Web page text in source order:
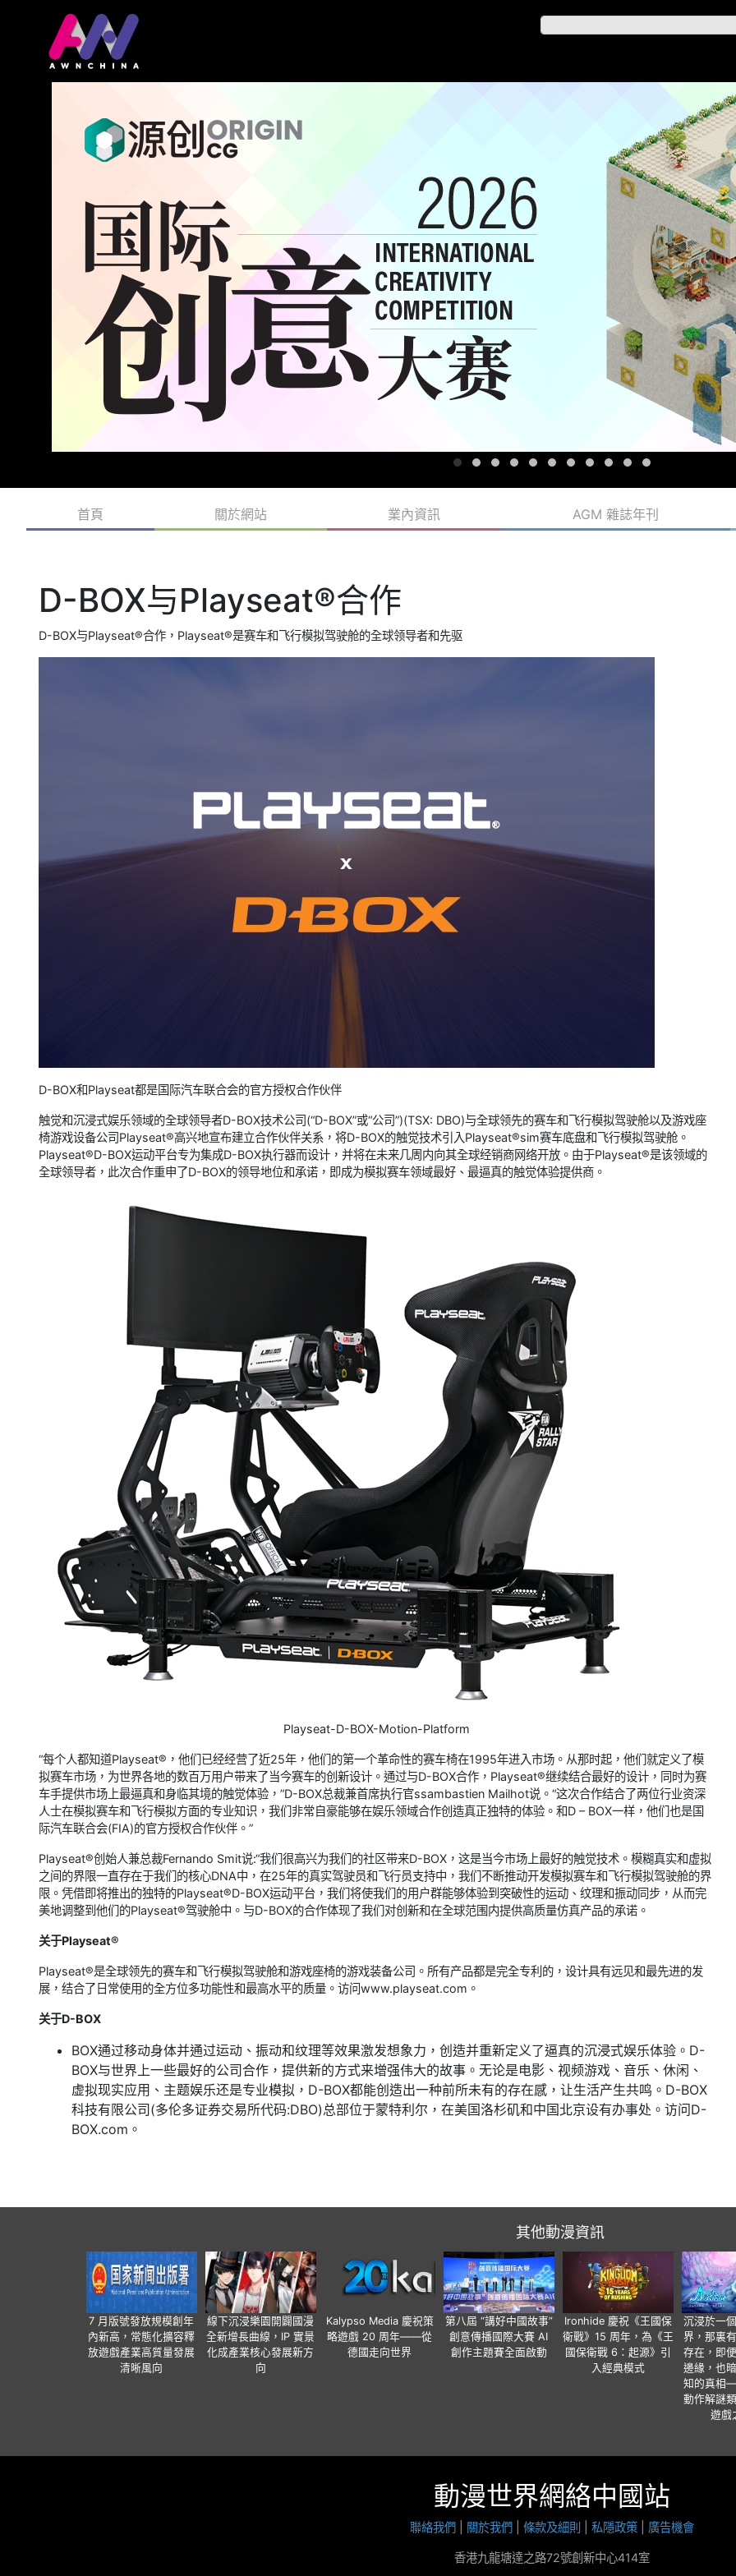
首頁 關於網站 業內資訊 AGM 雜誌年刊
D-BOX与Playseat®合作
D-BOX与Playseat®合作，Playseat®是赛车和飞行模拟驾驶舱的全球领导者和先驱
D-BOX和Playseat都是国际汽车联合会的官方授权合作伙伴
触觉和沉浸式娱乐领域的全球领导者D-BOX技术公司(“D-BOX”或“公司”)(TSX: DBO)与全球领先的赛车和飞行模拟驾驶舱以及游戏座
椅游戏设备公司Playseat®高兴地宣布建立合作伙伴关系，将D-BOX的触觉技术引入Playseat®sim赛车底盘和飞行模拟驾驶舱。
Playseat®D-BOX运动平台专为集成D-BOX执行器而设计，并将在未来几周内向其全球经销商网络开放。由于Playseat®是该领域的
全球领导者，此次合作重申了D-BOX的领导地位和承诺，即成为模拟赛车领域最好、最逼真的触觉体验提供商。
Playseat-D-BOX-Motion-Platform
“每个人都知道Playseat®，他们已经经营了近25年，他们的第一个革命性的赛车椅在1995年进入市场。从那时起，他们就定义了模
拟赛车市场，为世界各地的数百万用户带来了当今赛车的创新设计。通过与D-BOX合作，Playseat®继续结合最好的设计，同时为赛
车手提供市场上最逼真和身临其境的触觉体验，”D-BOX总裁兼首席执行官ssambastien Mailhot说。“这次合作结合了两位行业资深
人士在模拟赛车和飞行模拟方面的专业知识，我们非常自豪能够在娱乐领域合作创造真正独特的体验。和D – BOX一样，他们也是国
际汽车联合会(FIA)的官方授权合作伙伴。”
Playseat®创始人兼总裁Fernando Smit说:“我们很高兴为我们的社区带来D-BOX，这是当今市场上最好的触觉技术。模糊真实和虚拟
之间的界限一直存在于我们的核心DNA中，在25年的真实驾驶员和飞行员支持中，我们不断推动开发模拟赛车和飞行模拟驾驶舱的界
限。凭借即将推出的独特的Playseat®D-BOX运动平台，我们将使我们的用户群能够体验到突破性的运动、纹理和振动同步，从而完
美地调整到他们的Playseat®驾驶舱中。与D-BOX的合作体现了我们对创新和在全球范围内提供高质量仿真产品的承诺。
关于Playseat®
Playseat®是全球领先的赛车和飞行模拟驾驶舱和游戏座椅的游戏装备公司。所有产品都是完全专利的，设计具有远见和最先进的发
展，结合了日常使用的全方位多功能性和最高水平的质量。访问www.playseat.com。
关于D-BOX
BOX通过移动身体并通过运动、振动和纹理等效果激发想象力，创造并重新定义了逼真的沉浸式娱乐体验。D-
BOX与世界上一些最好的公司合作，提供新的方式来增强伟大的故事。无论是电影、视频游戏、音乐、休闲、
虚拟现实应用、主题娱乐还是专业模拟，D-BOX都能创造出一种前所未有的存在感，让生活产生共鸣。D-BOX
科技有限公司(多伦多证券交易所代码:DBO)总部位于蒙特利尔，在美国洛杉矶和中国北京设有办事处。访问D-
BOX.com。
其他動漫資訊
7 月版號發放規模創年
內新高，常態化擴容釋
放遊戲產業高質量發展
清晰風向
線下沉浸樂園開闢國漫
全新增長曲線，IP 實景
化成產業核心發展新方
向
Kalypso Media 慶祝策
略遊戲 20 周年——從
德國走向世界
第八屆 “講好中國故事”
創意傳播國際大賽 AI
創作主題賽全面啟動
Ironhide 慶祝《王國保
衛戰》15 周年，為《王
國保衛戰 6：起源》引
入經典模式
沉浸於一
界，那裏
存在，即
邊緣，也
知的真相
動作解謎
遊戲
動漫世界網絡中國站
聯絡我們 關於我們 條款及細則 私隱政策 廣告機會
香港九龍塘達之路72號創新中心414室